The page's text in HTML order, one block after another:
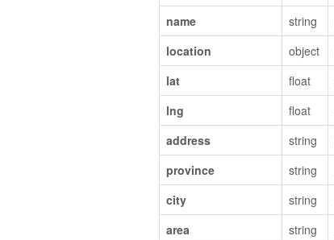
name
string
location
object
lat
float
lng
float
address
string
province
string
city
string
area
string